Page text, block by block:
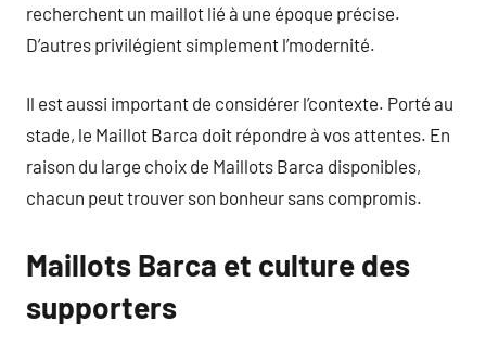
recherchent un maillot lié à une époque précise.
D’autres privilégient simplement l’modernité.
Il est aussi important de considérer l’contexte. Porté au
stade, le Maillot Barca doit répondre à vos attentes. En
raison du large choix de Maillots Barca disponibles,
chacun peut trouver son bonheur sans compromis.
Maillots Barca et culture des
supporters